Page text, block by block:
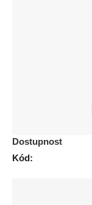
Dostupnost
Kód: